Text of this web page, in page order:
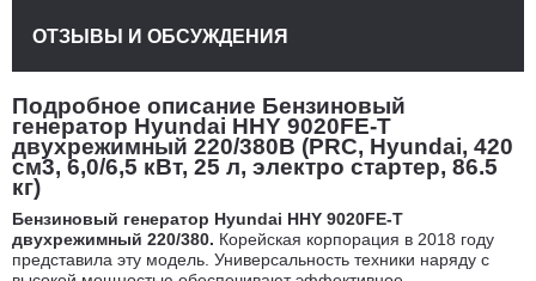
Подробное описание Бензиновый
генератор Hyundai HHY 9020FE-T
двухрежимный 220/380В (PRC, Hyundai, 420
см3, 6,0/6,5 кВт, 25 л, электро стартер, 86.5
кг)
Бензиновый генератор Hyundai HHY 9020FE-T
двухрежимный 220/380. Корейская корпорация в 2018 году
представила эту модель. Универсальность техники наряду с
ОТЗЫВЫ И ОБСУЖДЕНИЯ